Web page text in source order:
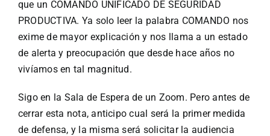
que un COMANDO UNIFICADO DE SEGURIDAD
PRODUCTIVA. Ya solo leer la palabra COMANDO nos
exime de mayor explicación y nos llama a un estado
de alerta y preocupación que desde hace años no
vivíamos en tal magnitud.
Sigo en la Sala de Espera de un Zoom. Pero antes de
cerrar esta nota, anticipo cual será la primer medida
de defensa, y la misma será solicitar la audiencia